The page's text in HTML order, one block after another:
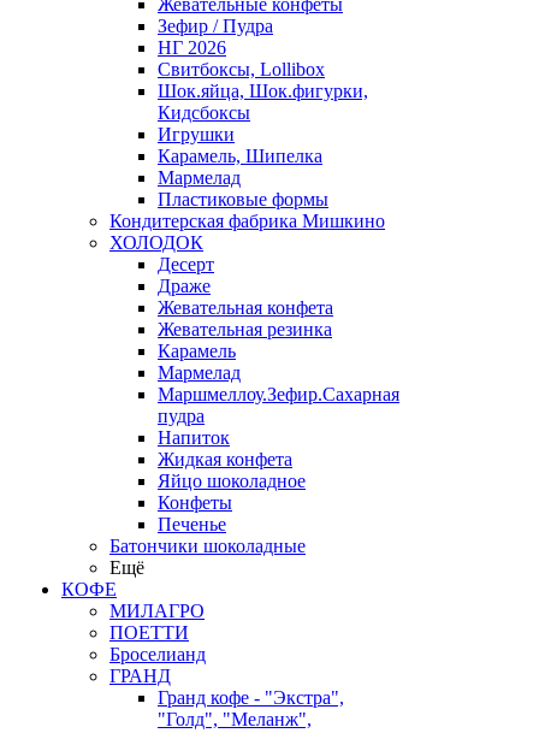
Жевательные конфеты
Зефир / Пудра
НГ 2026
Свитбоксы, Lollibox
Шок.яйца, Шок.фигурки,
Кидсбоксы
Игрушки
Карамель, Шипелка
Мармелад
Пластиковые формы
Кондитерская фабрика Мишкино
ХОЛОДОК
Десерт
Драже
Жевательная конфета
Жевательная резинка
Карамель
Мармелад
Маршмеллоу.Зефир.Сахарная
пудра
Напиток
Жидкая конфета
Яйцо шоколадное
Конфеты
Печенье
Батончики шоколадные
Ещё
КОФЕ
МИЛАГРО
ПОЕТТИ
Броселианд
ГРАНД
Гранд кофе - "Экстра",
"Голд", "Меланж",